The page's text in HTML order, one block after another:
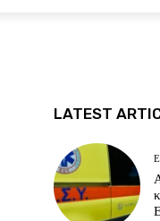
LATEST